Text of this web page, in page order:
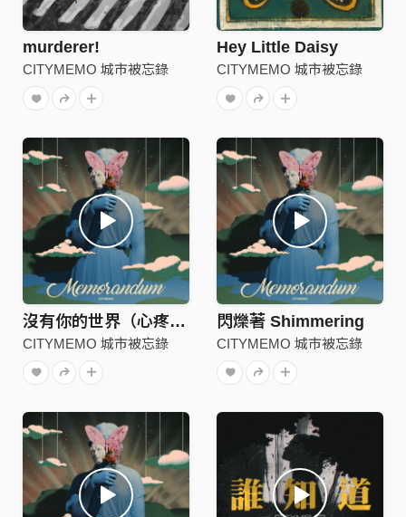
murderer!
CITYMEMO 城市被忘錄
Hey Little Daisy
CITYMEMO 城市被忘錄
沒有你的世界（心疼你）A World Without You
CITYMEMO 城市被忘錄
閃爍著 Shimmering
CITYMEMO 城市被忘錄